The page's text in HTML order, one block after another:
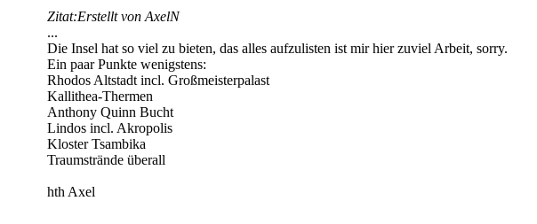
Zitat:Erstellt von AxelN
...
Die Insel hat so viel zu bieten, das alles aufzulisten ist mir hier zuviel Arbeit, sorry.
Ein paar Punkte wenigstens:
Rhodos Altstadt incl. Großmeisterpalast
Kallithea-Thermen
Anthony Quinn Bucht
Lindos incl. Akropolis
Kloster Tsambika
Traumstrände überall
hth Axel